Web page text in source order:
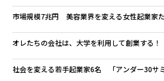
市場規模7兆円 美容業界を変える女性起業家
オレたちの会社は、大学を利用して創業する！
社会を変える若手起業家6名 「アンダー30サ